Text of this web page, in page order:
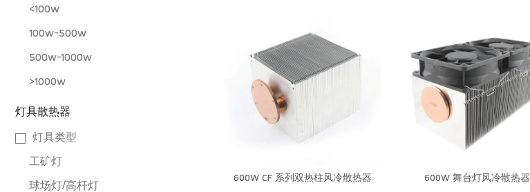
<100w
100w-500w
500w-1000w
>1000w
灯具散热器
灯具类型
工矿灯
球场灯/高杆灯
600W CF 系列双热柱风冷散热器 600W 舞台灯风冷散热器